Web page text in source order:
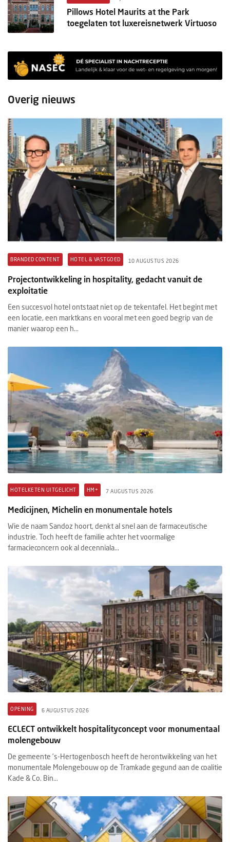
Pillows Hotel Maurits at the Park
toegelaten tot luxereisnetwerk Virtuoso
Overig nieuws
BRANDED CONTENT HOTEL & VASTGOED 10 AUGUSTUS 2026
Projectontwikkeling in hospitality, gedacht vanuit de
exploitatie
Een succesvol hotel ontstaat niet op de tekentafel. Het begint met
een locatie, een marktkans en vooral met een goed begrip van de
manier waarop een h...
HOTELKETEN UITGELICHT HM+ 7 AUGUSTUS 2026
Medicijnen, Michelin en monumentale hotels
Wie de naam Sandoz hoort, denkt al snel aan de farmaceutische
industrie. Toch heeft de familie achter het voormalige
farmacieconcern ook al decenniala...
OPENING 6 AUGUSTUS 2026
ECLECT ontwikkelt hospitalityconcept voor monumentaal
molengebouw
De gemeente ’s-Hertogenbosch heeft de herontwikkeling van het
monumentale Molengebouw op de Tramkade gegund aan de coalitie
Kade & Co. Bin...